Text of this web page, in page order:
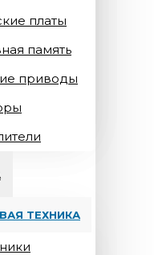
платы
память
приводы
ТЕХНИКА